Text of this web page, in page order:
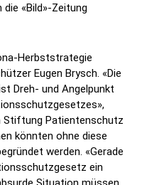
«Bild»-Zeitung
Herbststrategie
Eugen Brysch. «Die
Dreh- und Angelpunkt
Stiftung Patientenschutz
könnten ohne diese
werden. «Gerade
ein